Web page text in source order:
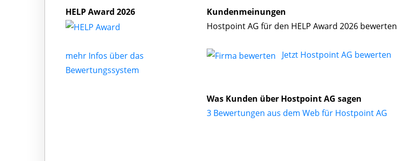
HELP Award 2026
mehr Infos über das
Bewertungssystem
Kundenmeinungen
Hostpoint AG für den HELP Award 2026 bewerten
Jetzt Hostpoint AG bewerten
Was Kunden über Hostpoint AG sagen
3 Bewertungen aus dem Web für Hostpoint AG